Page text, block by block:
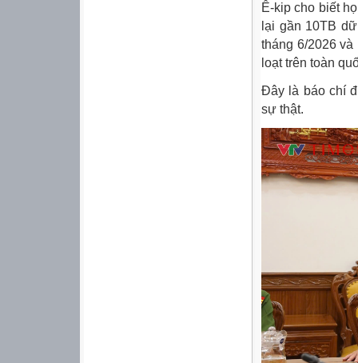
Ê-kip cho biết
lại gần 10TB
tháng 6/2026
loạt trên toàn
Đây là báo chí
sự thật.